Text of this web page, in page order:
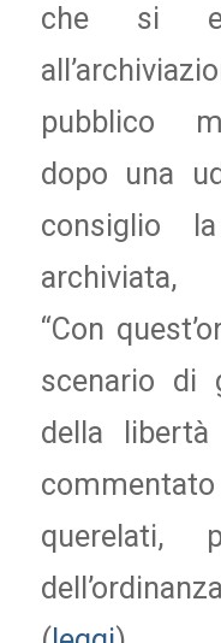
che si
pubblico
dopo una
consiglio
archiviata,
“Con
scenario di
della
querelati,